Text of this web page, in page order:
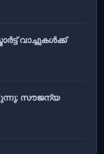
വാച്ചുകൾക്ക്
സൗജന്യ